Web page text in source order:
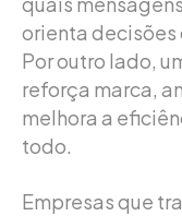
orienta decisões
Por outro lado,
reforça marca,
melhora a
todo.
Empresas que